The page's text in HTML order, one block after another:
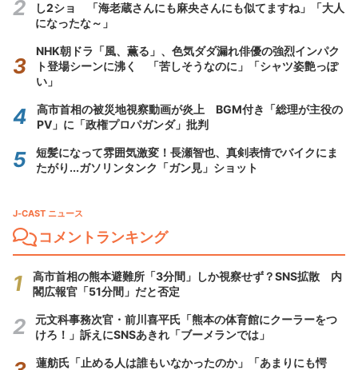
し2ショ 「海老蔵さんにも麻央さんにも似てますね」「大人
になったな～」
NHK朝ドラ「風、薫る」、色気ダダ漏れ俳優の強烈インパク
ト登場シーンに沸く 「苦しそうなのに」「シャツ姿艶っぽ
い」
高市首相の被災地視察動画が炎上 BGM付き「総理が主役の
PV」に「政権プロパガンダ」批判
短髪になって雰囲気激変！長瀬智也、真剣表情でバイクにま
たがり...ガソリンタンク「ガン見」ショット
J-CAST ニュース
コメントランキング
高市首相の熊本避難所「3分間」しか視察せず？SNS拡散 内
閣広報官「51分間」だと否定
元文科事務次官・前川喜平氏「熊本の体育館にクーラーをつ
けろ！」訴えにSNSあきれ「ブーメランでは」
蓮舫氏「止める人は誰もいなかったのか」「あまりにも愕